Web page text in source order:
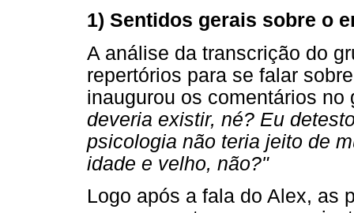
1) Sentidos gerais sobre o
A análise da transcrição do
repertórios para se falar
inaugurou os comentários no
deveria existir, né? Eu
psicologia não teria jeito de
idade e velho, não?"
Logo após a fala do Alex, as